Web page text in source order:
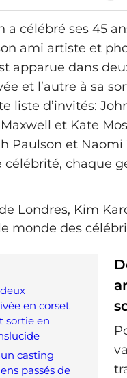
a célébré ses 45
ami artiste et
apparue dans
et l’autre à sa
liste d’invités:
et Kate
Paulson et
célébrité, chaque
en corset
sortie en
casting
passés de